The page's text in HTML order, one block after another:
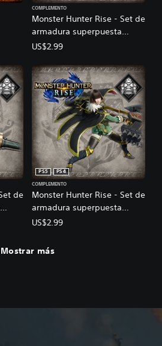
Monster Hunter Rise - Set de
armadura superpuesta
"Fiorayne"
COMPLEMENTO
US$2.99
de
Monster Hunter Rise - Set de
armadura superpuesta
"Rondine" para cazadores
PS5
PS4
COMPLEMENTO
US$2.99
Mostrar más